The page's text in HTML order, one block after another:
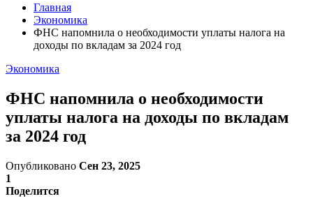
Главная
Экономика
ФНС напомнила о необходимости уплаты налога на
доходы по вкладам за 2024 год
Экономика
ФНС напомнила о необходимости
уплаты налога на доходы по вкладам
за 2024 год
Опубликовано Сен 23, 2025
1
Поделится